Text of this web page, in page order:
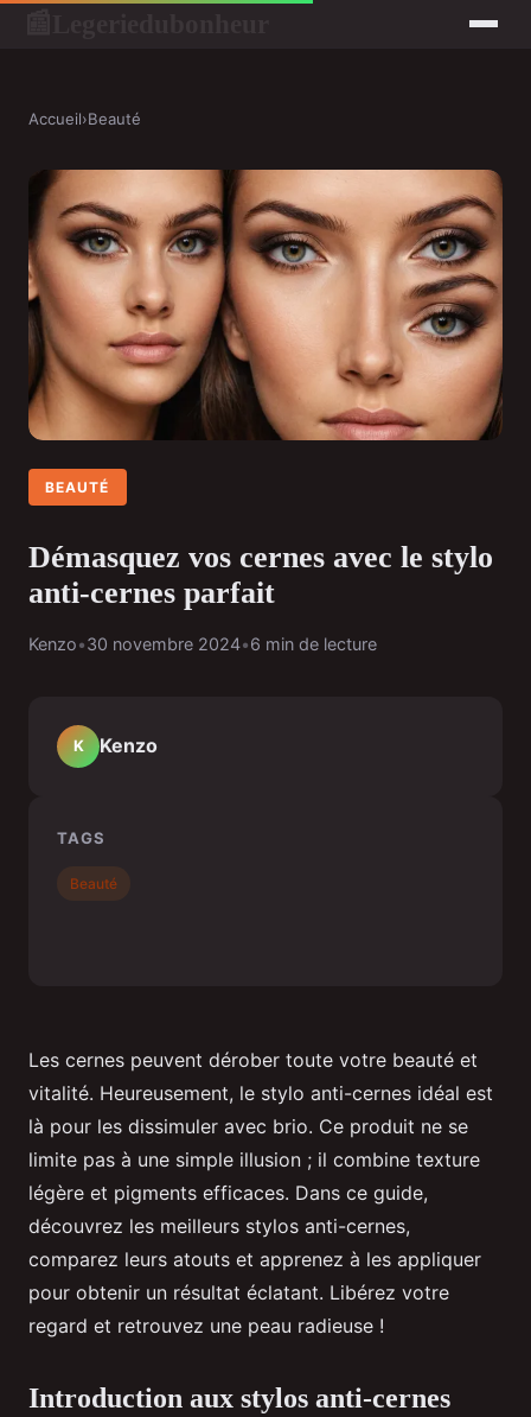
Accueil›Beauté
BEAUTÉ
Démasquez vos cernes avec le stylo
anti-cernes parfait
Kenzo•30 novembre 2024•6 min de lecture
Les cernes peuvent dérober toute votre beauté et
vitalité. Heureusement, le stylo anti-cernes idéal est
là pour les dissimuler avec brio. Ce produit ne se
limite pas à une simple illusion ; il combine texture
légère et pigments efficaces. Dans ce guide,
découvrez les meilleurs stylos anti-cernes,
comparez leurs atouts et apprenez à les appliquer
pour obtenir un résultat éclatant. Libérez votre
regard et retrouvez une peau radieuse !
Introduction aux stylos anti-cernes
K Kenzo
TAGS
Beauté